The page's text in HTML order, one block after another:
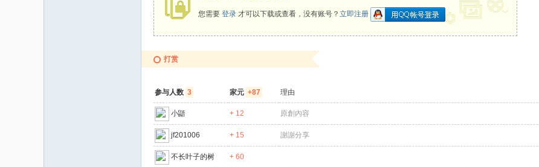
您需要 登录 才可以下载或查看，没有账号？ 立即注册
打赏
参与人数 3 家元 +87 理由
小鼯 + 12 原創內容
jf201006 + 15 謝謝分享
不长叶子的树 + 60